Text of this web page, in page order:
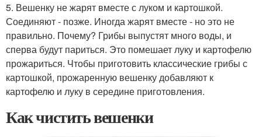
5. Вешенку не жарят вместе с луком и картошкой.
Соединяют - позже. Иногда жарят вместе - но это не
правильно. Почему? Грибы выпустят много воды, и
сперва будут париться. Это помешает луку и картофелю
прожариться. Чтобы приготовить классические грибы с
картошкой, прожаренную вешенку добавляют к
картофелю и луку в середине приготовления.
Как чистить вешенки